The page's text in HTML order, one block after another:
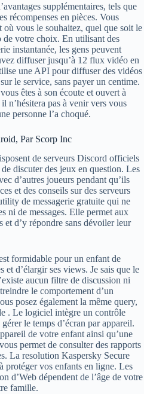
supplémentaires, tels que
récompenses en pièces. Vous
vous le souhaitez, quel que soit le
votre choix. En utilisant des
instantanée, les gens peuvent
diffuser jusqu’à 12 flux vidéo en
une API pour diffuser des vidéos
le service, sans payer un centime.
êtes à son écoute et ouvert à
n’hésitera pas à venir vers vous
personne l’a choqué.
Par Scorp Inc
de serveurs Discord officiels
discuter des jeux en question. Les
d’autres joueurs pendant qu’ils
et des conseils sur des serveurs
de messagerie gratuite qui ne
ni de messages. Elle permet aux
et d’y répondre sans dévoiler leur
formidable pour un enfant de
et d’élargir ses views. Je sais que le
aucun filtre de discussion ni
le comportement d’un
posez également la même query,
. Le logiciel intègre un contrôle
le temps d’écran par appareil.
de votre enfant ainsi qu’une
permet de consulter des rapports
La resolution Kaspersky Secure
protéger vos enfants en ligne. Les
d’Web dépendent de l’âge de votre
famille.